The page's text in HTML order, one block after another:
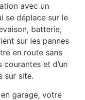
avec un
se déplace sur le
batterie,
sur les pannes
en route sans
et d’un
sur site.
garage, votre